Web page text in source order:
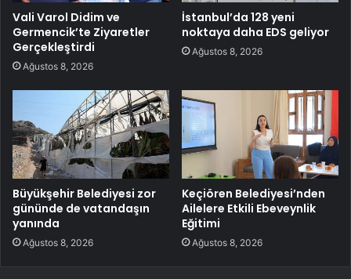
Vali Varol Didim ve
Germencik’te Ziyaretler
Gerçekleştirdi
Ağustos 8, 2026
İstanbul’da 128 yeni
noktaya daha EDS geliyor
Ağustos 8, 2026
Büyükşehir Belediyesi zor
gününde de vatandaşın
yanında
Ağustos 8, 2026
Keçiören Belediyesi’nden
Ailelere Etkili Ebeveynlik
Eğitimi
Ağustos 8, 2026